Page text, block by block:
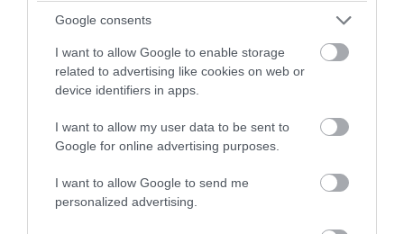
Google consents
I want to allow Google to enable storage
related to advertising like cookies on web or
device identifiers in apps.
I want to allow my user data to be sent to
Google for online advertising purposes.
I want to allow Google to send me
personalized advertising.
Ekkor jöhet egy kis enyhülés: íme
a heti előrejelzés
Hétvégéig marad a forróság, néhány Celsius-fokos enyhülés csak
szombattól jöhet - derül ki a HungaroMet előrejelzéséből.
Ezek a napraforgók legádázabb